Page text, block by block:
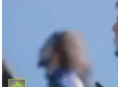
El Chiringuito
Madrid
Publicado: 16 de